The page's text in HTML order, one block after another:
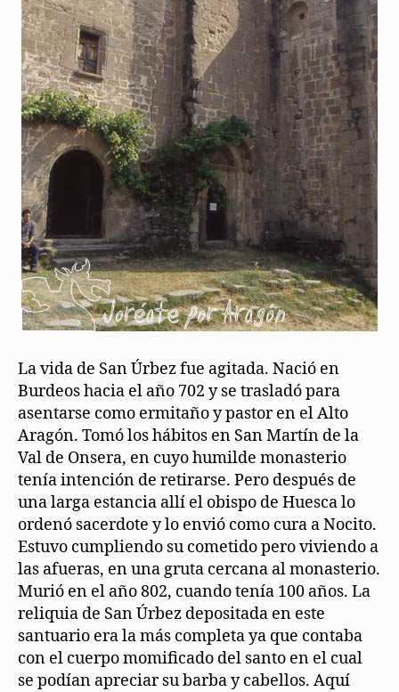
La vida de San Úrbez fue agitada. Nació en
Burdeos hacia el año 702 y se trasladó para
asentarse como ermitaño y pastor en el Alto
Aragón. Tomó los hábitos en San Martín de la
Val de Onsera, en cuyo humilde monasterio
tenía intención de retirarse. Pero después de
una larga estancia allí el obispo de Huesca lo
ordenó sacerdote y lo envió como cura a Nocito.
Estuvo cumpliendo su cometido pero viviendo a
las afueras, en una gruta cercana al monasterio.
Murió en el año 802, cuando tenía 100 años. La
reliquia de San Úrbez depositada en este
santuario era la más completa ya que contaba
con el cuerpo momificado del santo en el cual
se podían apreciar su barba y cabellos. Aquí